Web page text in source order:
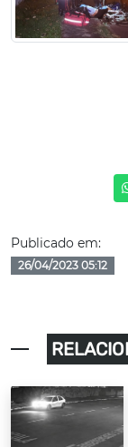
Publicado em:
26/04/2023 05:12